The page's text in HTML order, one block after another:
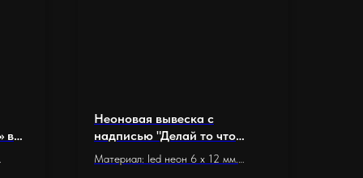
в
Неоновая вывеска с
надписью "Делай то что
любишь" (80 х 56 см.)
Материал: led неон 6 x 12 мм.